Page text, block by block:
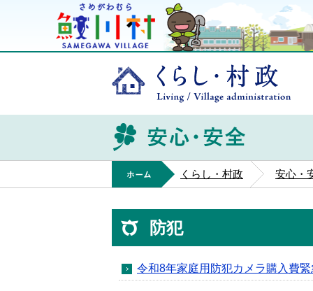
鮫川村公式ホームページ
ホーム
くらし・村政 安心・
防犯
令和8年家庭用防犯カメラ購入費